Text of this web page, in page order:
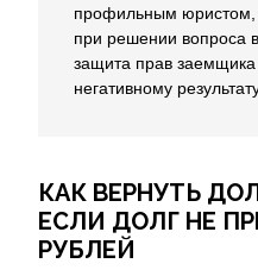
профильным юристом,
при решении вопроса
защита прав заемщика
негативному
КАК ВЕРНУТЬ
ЕСЛИ ДОЛГ НЕ
РУБЛЕЙ